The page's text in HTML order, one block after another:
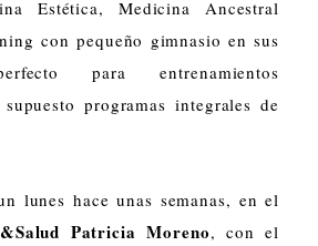
Estética, Medicina Ancestral
con pequeño gimnasio en sus
para entrenamientos
programas integrales de
lunes hace unas semanas, en el
Patricia Moreno, con el